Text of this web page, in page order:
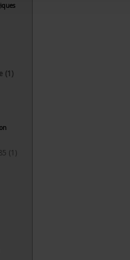
(1)
(1)